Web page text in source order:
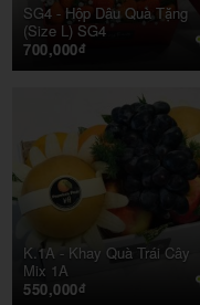
SG4 - Hộp Dâu Quà Tặng
(Size L) SG4
700,000đ
K.1A - Khay Quà Trái Cây
Mix 1A
550,000đ